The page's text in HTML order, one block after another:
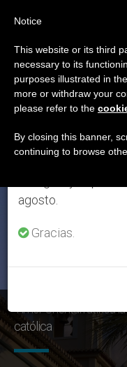
ETIQUETA
ÚLTIMAS NOTICIAS
Timor Oriental ratifica
católica
Aviso
Del 27 de julio al
anual,
se generan menos
agosto.
Gracias.
Notice
This website or its third
necessary to its
purposes illustrated in
more or withdraw your
please refer to the
By closing this banner,
continuing to browse